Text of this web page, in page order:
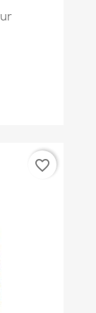
favorite_border